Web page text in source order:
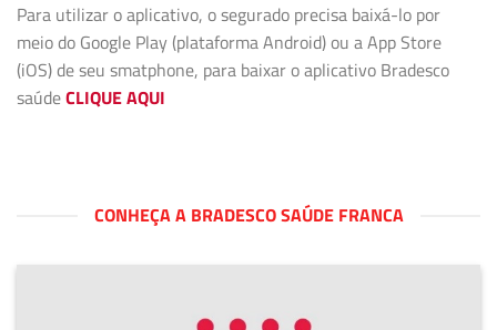
Para utilizar o aplicativo, o segurado precisa baixá-lo por
meio do Google Play (plataforma Android) ou a App Store
(iOS) de seu smatphone, para baixar o aplicativo Bradesco
saúdeCLIQUE AQUI
CONHEÇA A BRADESCO SAÚDE FRANCA